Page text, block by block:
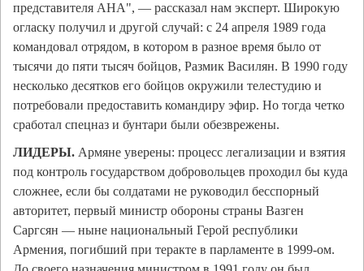
представителя АНА", — рассказал нам эксперт. Широкую
огласку получил и другой случай: с 24 апреля 1989 года
командовал отрядом, в котором в разное время было от
тысячи до пяти тысяч бойцов, Размик Василян. В 1990 году
несколько десятков его бойцов окружили телестудию и
потребовали предоставить командиру эфир. Но тогда четко
сработал спецназ и бунтари были обезврежены.
ЛИДЕРЫ. Армяне уверены: процесс легализации и взятия
под контроль государством добровольцев проходил бы куда
сложнее, если бы солдатами не руководил бесспорный
авторитет, первый министр обороны страны Вазген
Саргсян — ныне национальный Герой республики
Армения, погибший при теракте в парламенте в 1999-ом.